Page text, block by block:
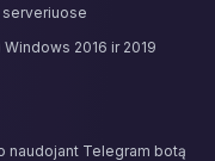
serveriuose
2016 ir 2019
naudojant Telegram botą